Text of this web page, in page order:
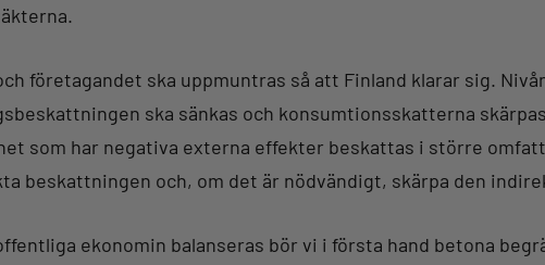
företagandet ska uppmuntras så att Finland klarar sig.
ska sänkas och konsumtionsskatterna
som har negativa externa effekter beskattas i större
beskattningen och, om det är nödvändigt, skärpa den
ekonomin balanseras bör vi i första hand betona